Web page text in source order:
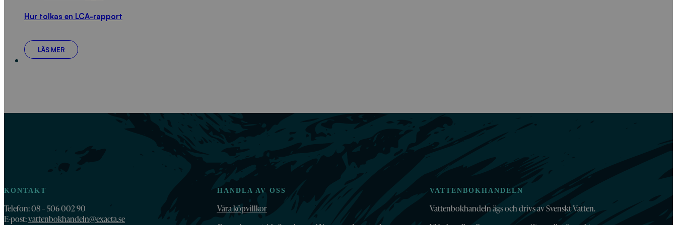
Hur tolkas en LCA-rapport
LÄS MER
KONTAKT
Telefon: 08 – 506 002 90
E-post:vattenbokhandeln@exacta.se
HANDLA AV OSS
Våra köpvillkor
VATTENBOKHANDELN
Vattenbokhandeln ägs och drivs av Svenskt Vatten.